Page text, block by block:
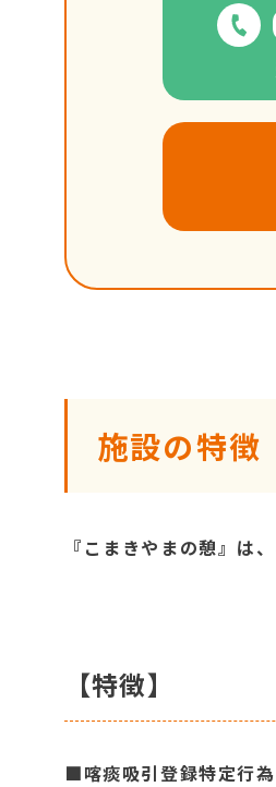
施設の特徴
『こまきやまの憩』は
【特徴】
■喀痰吸引登録特定行